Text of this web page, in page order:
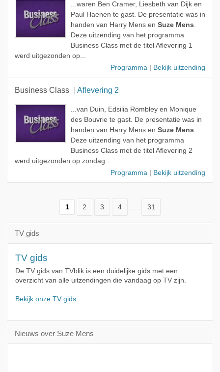
...waren Ben Cramer, Liesbeth van Dijk en
Paul Haenen te gast. De presentatie was in
handen van Harry Mens en Suze Mens.
Deze uitzending van het programma
Business Class met de titel Aflevering 1
werd uitgezonden op...
Programma
Bekijk uitzending
Business Class Aflevering 2
...van Duin, Edsilia Rombley en Monique
des Bouvrie te gast. De presentatie was in
handen van Harry Mens en Suze Mens.
Deze uitzending van het programma
Business Class met de titel Aflevering 2
werd uitgezonden op zondag...
Programma
Bekijk uitzending
1 2 3 4 . . . 31
TV gids
TV gids
De TV gids van TVblik is een duidelijke gids met een
overzicht van alle uitzendingen die vandaag op TV zijn.
Bekijk onze TV gids
Nieuws over Suze Mens